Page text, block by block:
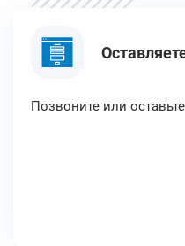
Позвоните или